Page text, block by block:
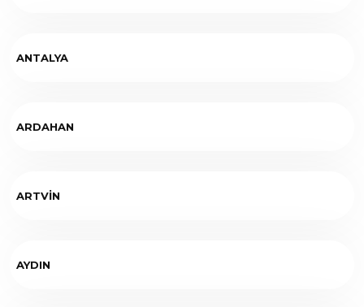
ANTALYA
ARDAHAN
ARTVİN
AYDIN